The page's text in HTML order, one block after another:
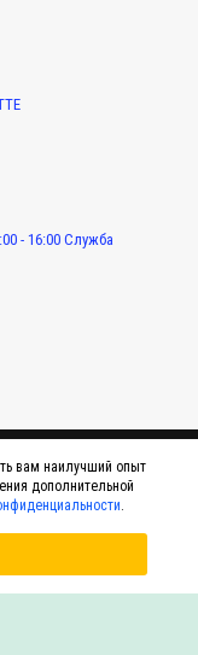
- 16:00 Служба
к наручным часам
вам наилучший опыт
дополнительной
.